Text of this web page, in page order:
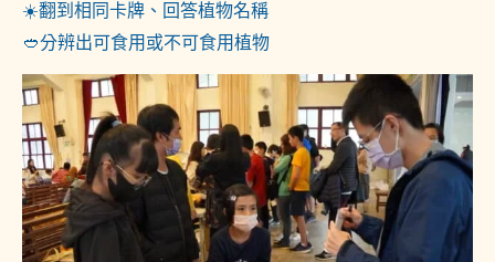
☀️翻到相同卡牌、回答植物名稱
🥙分辨出可食用或不可食用植物